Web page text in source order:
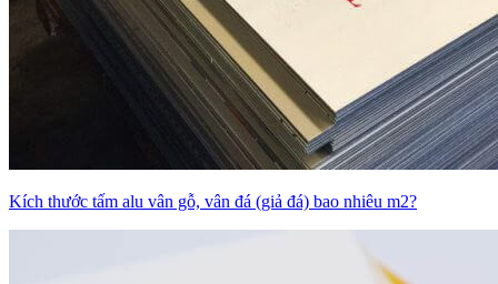
Kích thước tấm alu vân gỗ, vân đá (giả đá) bao nhiêu m2?